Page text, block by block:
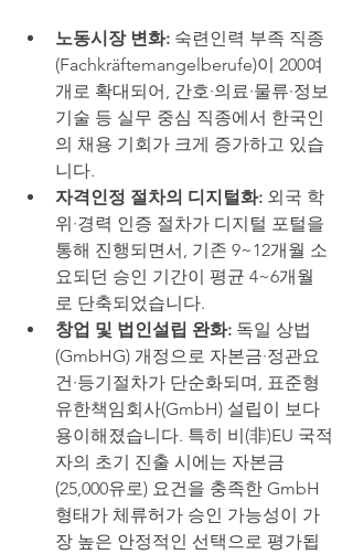
노동시장 변화: 숙련인력 부족 직종
(Fachkräftemangelberufe)이 200여
개로 확대되어, 간호·의료·물류·정보
기술 등 실무 중심 직종에서 한국인
의 채용 기회가 크게 증가하고 있습
니다.
자격인정 절차의 디지털화: 외국 학
위·경력 인증 절차가 디지털 포털을
통해 진행되면서, 기존 9~12개월 소
요되던 승인 기간이 평균 4~6개월
로 단축되었습니다.
창업 및 법인설립 완화: 독일 상법
(GmbHG) 개정으로 자본금·정관요
건·등기절차가 단순화되며, 표준형
유한책임회사(GmbH) 설립이 보다
용이해졌습니다. 특히 비(非)EU 국적
자의 초기 진출 시에는 자본금
(25,000유로) 요건을 충족한 GmbH
형태가 체류허가 승인 가능성이 가
장 높은 안정적인 선택으로 평가됩